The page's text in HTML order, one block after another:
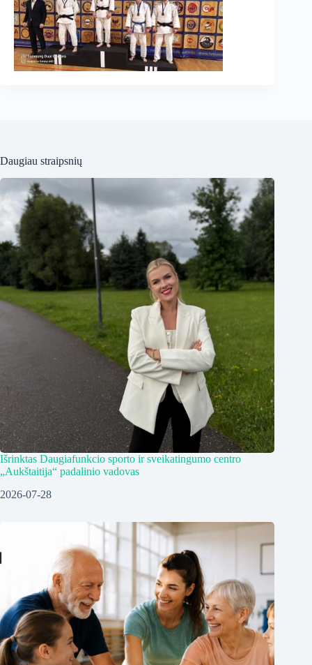
Daugiau straipsnių
Išrinktas Daugiafunkcio sporto ir sveikatingumo centro
„Aukštaitija“ padalinio vadovas
2026-07-28